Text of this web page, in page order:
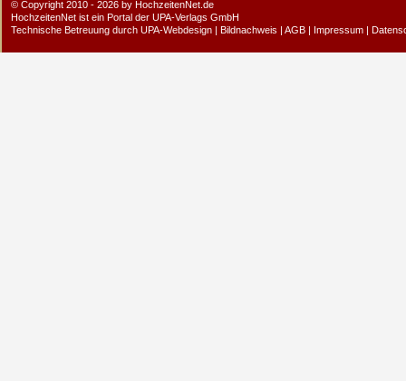
© Copyright 2010 - 2026 by HochzeitenNet.de
HochzeitenNet ist ein Portal der UPA-Verlags GmbH
Technische Betreuung durch UPA-Webdesign | Bildnachweis | AGB | Impressum |